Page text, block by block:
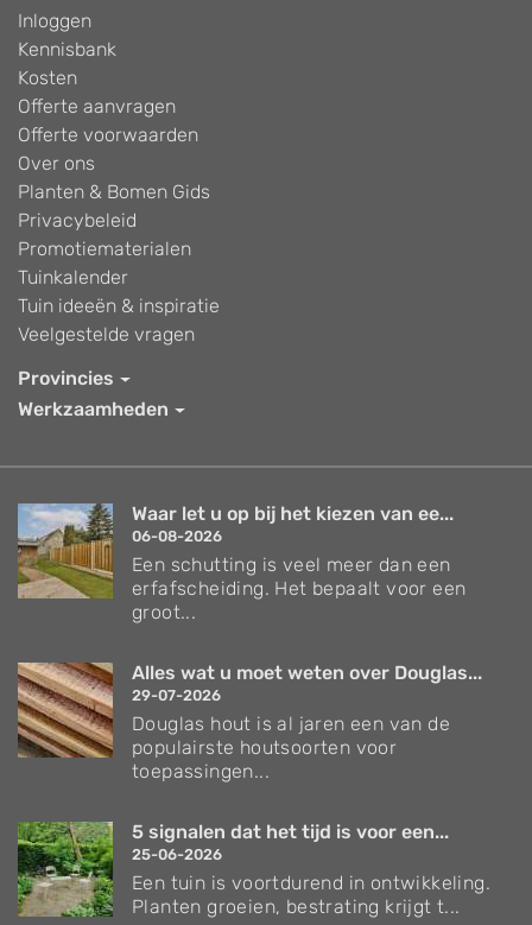
Inloggen
Kennisbank
Kosten
Offerte aanvragen
Offerte voorwaarden
Over ons
Planten & Bomen Gids
Privacybeleid
Promotiematerialen
Tuinkalender
Tuin ideeën & inspiratie
Veelgestelde vragen
Provincies
Werkzaamheden
Waar let u op bij het kiezen van ee...
06-08-2026
Een schutting is veel meer dan een
erfafscheiding. Het bepaalt voor een
groot...
Alles wat u moet weten over Douglas...
29-07-2026
Douglas hout is al jaren een van de
populairste houtsoorten voor
toepassingen...
5 signalen dat het tijd is voor een...
25-06-2026
Een tuin is voortdurend in ontwikkeling.
Planten groeien, bestrating krijgt t...